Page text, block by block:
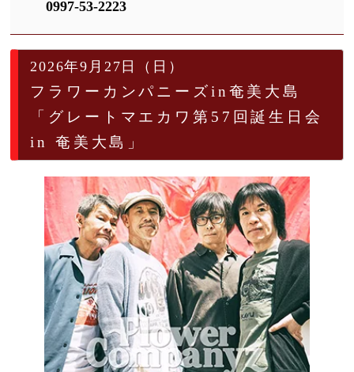
0997-53-2223
2026年9月27日（日）
フラワーカンパニーズin奄美大島
「グレートマエカワ第57回誕生日会
in 奄美大島」